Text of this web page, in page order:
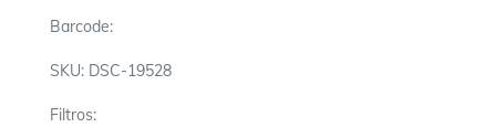
Barcode:
SKU: DSC-19528
Filtros: